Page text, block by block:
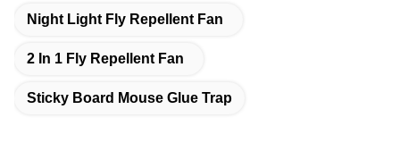
Night Light Fly Repellent Fan
2 In 1 Fly Repellent Fan
Sticky Board Mouse Glue Trap